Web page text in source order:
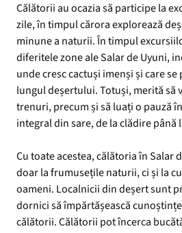
Călătorii au ocazia să participe la
zile, în timpul cărora explorează
minune a naturii. În timpul
diferitele zone ale Salar de Uyuni,
unde cresc cactuși imenși și care
lungul deșertului. Totuși, merită să
trenuri, precum și să luați o pauză
integral din sare, de la clădire până
Cu toate acestea, călătoria în Salar
doar la frumusețile naturii, ci și la
oameni. Localnicii din deșert sunt
dornici să împărtășească
călătorii. Călătorii pot încerca